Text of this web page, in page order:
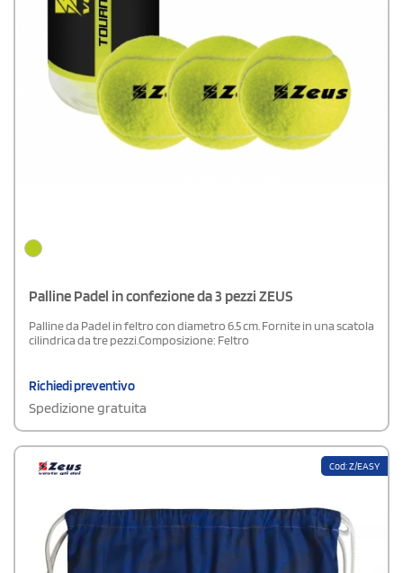
Palline Padel in confezione da 3 pezzi ZEUS
Palline da Padel in feltro con diametro 6.5 cm. Fornite in una scatola
cilindrica da tre pezzi.Composizione: Feltro
Richiedi preventivo
Spedizione gratuita
Cod: Z/EASY